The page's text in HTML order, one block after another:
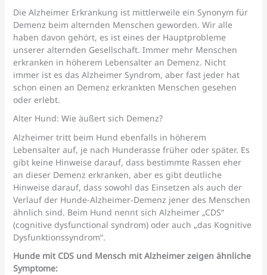
Die Alzheimer Erkrankung ist mittlerweile ein Synonym für
Demenz beim alternden Menschen geworden. Wir alle
haben davon gehört, es ist eines der Hauptprobleme
unserer alternden Gesellschaft. Immer mehr Menschen
erkranken in höherem Lebensalter an Demenz. Nicht
immer ist es das Alzheimer Syndrom, aber fast jeder hat
schon einen an Demenz erkrankten Menschen gesehen
oder erlebt.
Alter Hund: Wie äußert sich Demenz?
Alzheimer tritt beim Hund ebenfalls in höherem
Lebensalter auf, je nach Hunderasse früher oder später. Es
gibt keine Hinweise darauf, dass bestimmte Rassen eher
an dieser Demenz erkranken, aber es gibt deutliche
Hinweise darauf, dass sowohl das Einsetzen als auch der
Verlauf der Hunde-Alzheimer-Demenz jener des Menschen
ähnlich sind. Beim Hund nennt sich Alzheimer „CDS“
(cognitive dysfunctional syndrom) oder auch „das Kognitive
Dysfunktionssyndrom“.
Hunde mit CDS und Mensch mit Alzheimer zeigen ähnliche
Symptome: